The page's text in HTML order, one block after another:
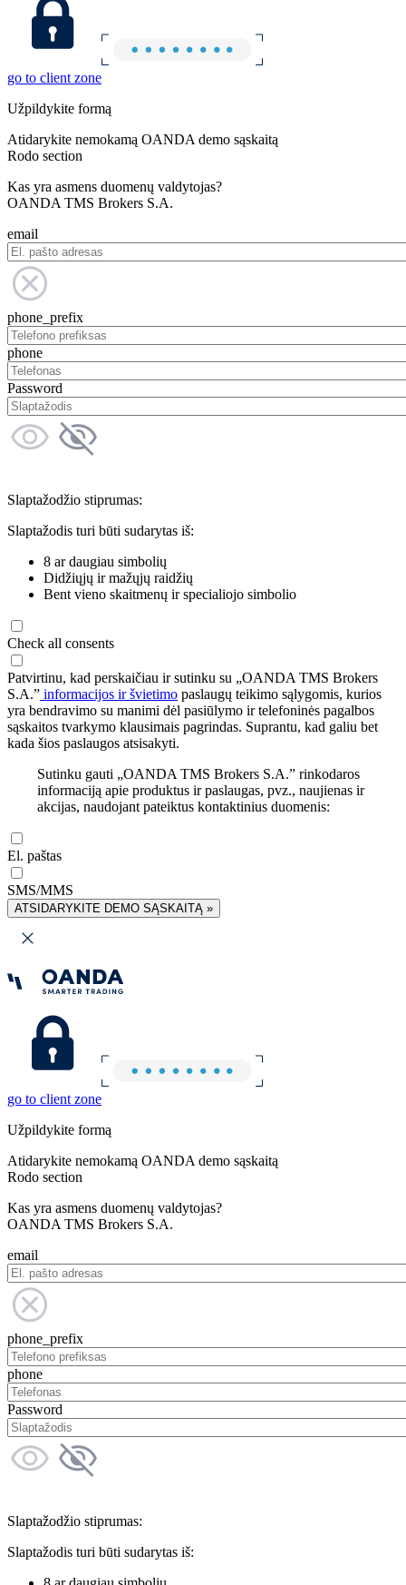
go to client zone
Užpildykite formą
Atidarykite nemokamą OANDA demo sąskaitą
Rodo section
Kas yra asmens duomenų valdytojas?
OANDA TMS Brokers S.A.
email
phone_prefix
phone
Password
Slaptažodžio stiprumas:
Slaptažodis turi būti sudarytas iš:
8 ar daugiau simbolių
Didžiųjų ir mažųjų raidžių
Bent vieno skaitmenų ir specialiojo simbolio
Check all consents
Patvirtinu, kad perskaičiau ir sutinku su „OANDA TMS Brokers
S.A.” informacijos ir švietimo paslaugų teikimo sąlygomis, kurios
yra bendravimo su manimi dėl pasiūlymo ir telefoninės pagalbos
sąskaitos tvarkymo klausimais pagrindas. Suprantu, kad galiu bet
kada šios paslaugos atsisakyti.
Sutinku gauti „OANDA TMS Brokers S.A.” rinkodaros
informaciją apie produktus ir paslaugas, pvz., naujienas ir
akcijas, naudojant pateiktus kontaktinius duomenis:
El. paštas
SMS/MMS
ATSIDARYKITE DEMO SĄSKAITĄ »
go to client zone
Užpildykite formą
Atidarykite nemokamą OANDA demo sąskaitą
Rodo section
Kas yra asmens duomenų valdytojas?
OANDA TMS Brokers S.A.
email
phone_prefix
phone
Password
Slaptažodžio stiprumas:
Slaptažodis turi būti sudarytas iš: